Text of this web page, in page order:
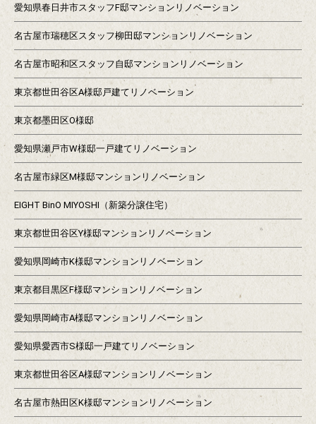
愛知県春日井市スタッフF邸マンションリノベーション
名古屋市瑞穂区スタッフ柳田邸マンションリノベーション
名古屋市昭和区スタッフ自邸マンションリノベーション
東京都世田谷区A様邸戸建てリノベーション
東京都墨田区O様邸
愛知県瀬戸市W様邸一戸建てリノベーション
名古屋市緑区M様邸マンションリノベーション
EIGHT BinO MIYOSHI（新築分譲住宅）
東京都世田谷区Y様邸マンションリノベーション
愛知県岡崎市K様邸マンションリノベーション
東京都目黒区F様邸マンションリノベーション
愛知県岡崎市A様邸マンションリノベーション
愛知県愛西市S様邸一戸建てリノベーション
東京都世田谷区A様邸マンションリノベーション
名古屋市熱田区K様邸マンションリノベーション